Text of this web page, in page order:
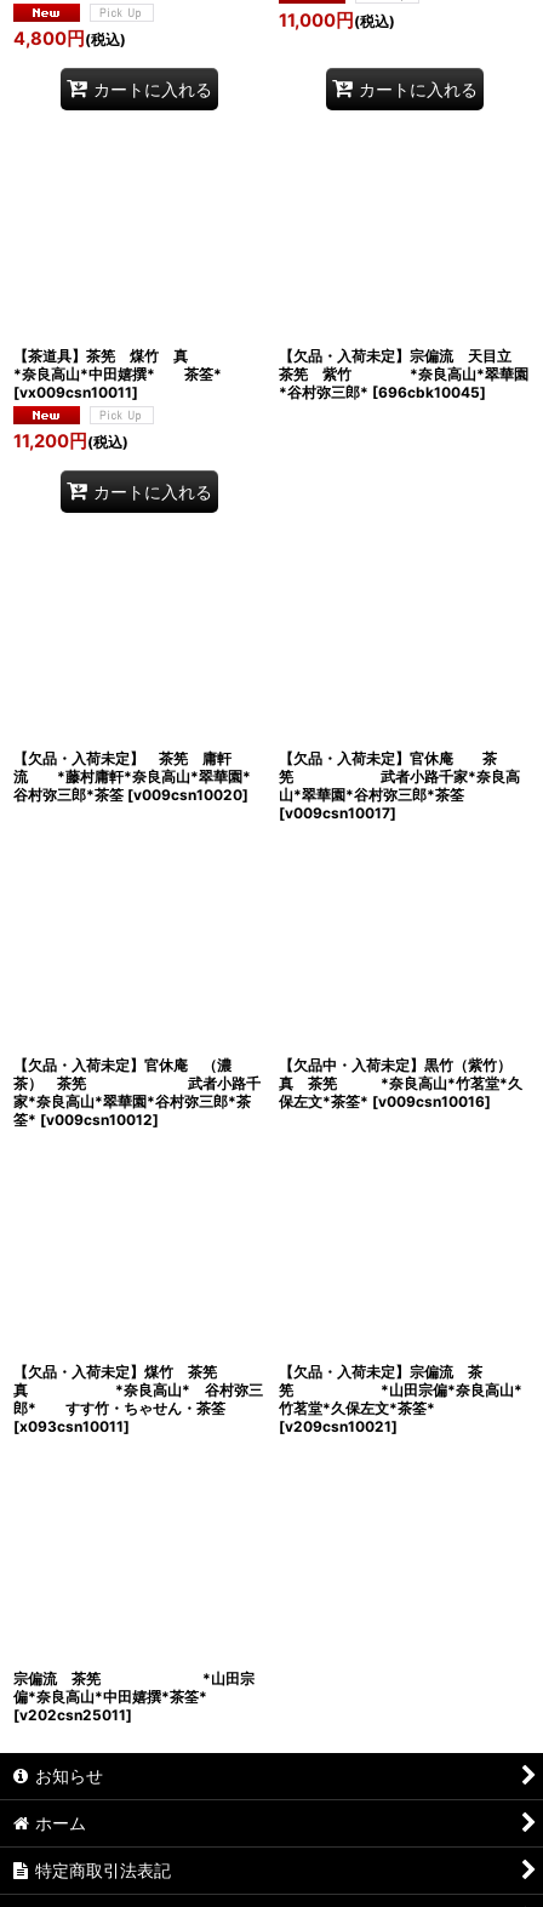
4,800円 (税込)
カートに入れる
11,000円 (税込)
カートに入れる
【茶道具】茶筅 煤竹 真
*奈良高山*中田嬉撰* 茶筌*
[vx009csn10011]
11,200円 (税込)
カートに入れる
【欠品・入荷未定】宗偏流 天目立
茶筅 紫竹 *奈良高山*翠華園
*谷村弥三郎* [696cbk10045]
【欠品・入荷未定】 茶筅 庸軒
流 *藤村庸軒*奈良高山*翠華園*
谷村弥三郎*茶筌 [v009csn10020]
【欠品・入荷未定】官休庵 茶
筅 武者小路千家*奈良高
山*翠華園*谷村弥三郎*茶筌
[v009csn10017]
【欠品・入荷未定】官休庵 （濃
茶） 茶筅 武者小路千
家*奈良高山*翠華園*谷村弥三郎*茶
筌* [v009csn10012]
【欠品中・入荷未定】黒竹（紫竹）
真 茶筅 *奈良高山*竹茗堂*久
保左文*茶筌* [v009csn10016]
【欠品・入荷未定】煤竹 茶筅
真 *奈良高山* 谷村弥三
郎* すす竹・ちゃせん・茶筌
[x093csn10011]
【欠品・入荷未定】宗偏流 茶
筅 *山田宗偏*奈良高山*
竹茗堂*久保左文*茶筌*
[v209csn10021]
宗偏流 茶筅 *山田宗
偏*奈良高山*中田嬉撰*茶筌*
[v202csn25011]
お知らせ
ホーム
特定商取引法表記